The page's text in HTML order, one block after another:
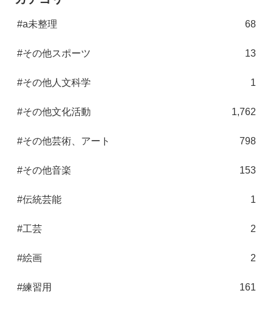
#a未整理 68
#その他スポーツ 13
#その他人文科学 1
#その他文化活動 1,762
#その他芸術、アート 798
#その他音楽 153
#伝統芸能 1
#工芸 2
#絵画 2
#練習用 161